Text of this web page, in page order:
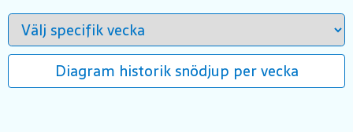
Diagram historik snödjup per vecka